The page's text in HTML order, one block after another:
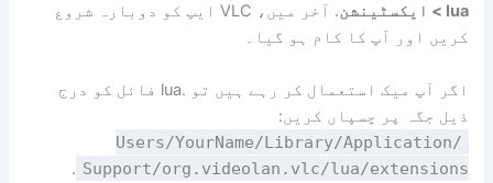
lua > ایکسٹینشن
. آخر میں، VLC ایپ کو دوبارہ شروع
کریں اور آپ کا کام ہو گیا۔
اگر آپ میک استعمال کر رہے ہیں تو .lua فائل کو درج
ذیل جگہ پر چسپاں کریں:
/Users/YourName/Library/Application
Support/org.videolan.vlc/lua/extensions
.